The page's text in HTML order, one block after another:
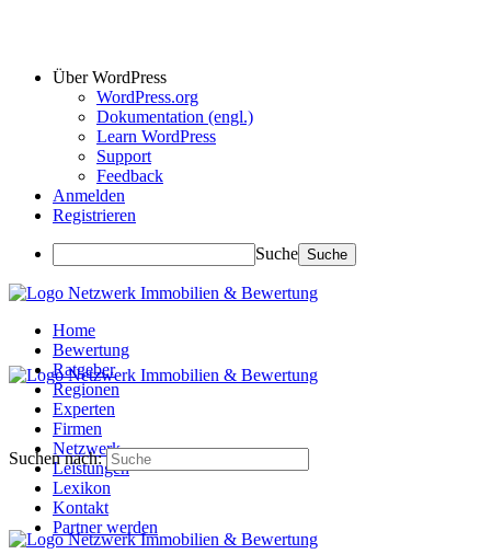
Über WordPress
WordPress.org
Dokumentation (engl.)
Learn WordPress
Support
Feedback
Anmelden
Registrieren
Suche
Home
Bewertung
Ratgeber
Regionen
Experten
Firmen
Netzwerk
Leistungen
Lexikon
Kontakt
Partner werden
Suchen nach: